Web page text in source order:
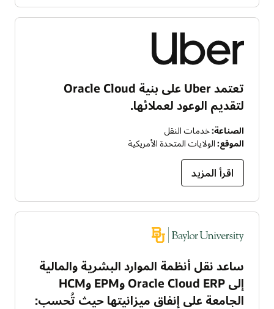
تعتمد Uber على بنية Oracle Cloud
لتقديم الوعود لعملائها.
الصناعة:خدمات النقل
الموقع: الولايات المتحدة الأمريكية
اقرأ المزيد
ساعد نقل أنظمة الموارد البشرية والمالية
إلى Oracle Cloud ERP وEPM وHCM
الجامعة على إنفاق ميزانيتها حيث تُحسب: